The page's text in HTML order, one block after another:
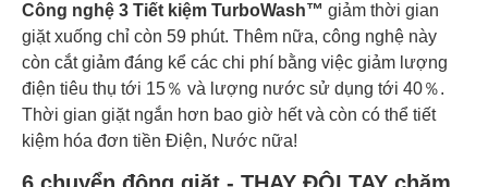
Công nghệ 3 Tiết kiệm TurboWash™ giảm thời gian
giặt xuống chỉ còn 59 phút. Thêm nữa, công nghệ này
còn cắt giảm đáng kể các chi phí bằng việc giảm lượng
điện tiêu thụ tới 15％ và lượng nước sử dụng tới 40％.
Thời gian giặt ngắn hơn bao giờ hết và còn có thể tiết
kiệm hóa đơn tiền Điện, Nước nữa!